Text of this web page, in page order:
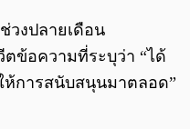
วงปลายเดือน
ข้อความที่ระบุว่า “ได้
ห้การสนับสนุนมาตลอด”